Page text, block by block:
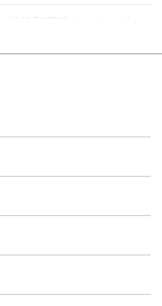
信託型円建てステーブル